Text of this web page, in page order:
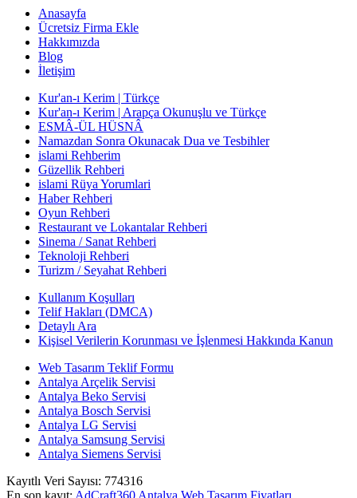
Anasayfa
Ücretsiz Firma Ekle
Hakkımızda
Blog
İletişim
Kur'an-ı Kerim | Türkçe
Kur'an-ı Kerim | Arapça Okunuşlu ve Türkçe
ESMÂ-ÜL HÜSNÂ
Namazdan Sonra Okunacak Dua ve Tesbihler
islami Rehberim
Güzellik Rehberi
islami Rüya Yorumlari
Haber Rehberi
Oyun Rehberi
Restaurant ve Lokantalar Rehberi
Sinema / Sanat Rehberi
Teknoloji Rehberi
Turizm / Seyahat Rehberi
Kullanım Koşulları
Telif Hakları (DMCA)
Detaylı Ara
Kişisel Verilerin Korunması ve İşlenmesi Hakkında Kanun
Web Tasarım Teklif Formu
Antalya Arçelik Servisi
Antalya Beko Servisi
Antalya Bosch Servisi
Antalya LG Servisi
Antalya Samsung Servisi
Antalya Siemens Servisi
Kayıtlı Veri Sayısı: 774316